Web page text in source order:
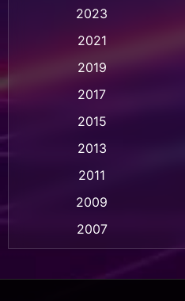
Animation แอ
Animation แอ
Based on a True
2023
2021
2019
2017
2015
2013
2011
2009
2007
2003